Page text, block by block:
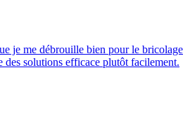
je me débrouille bien pour le bricolage
des solutions efficace plutôt facilement.